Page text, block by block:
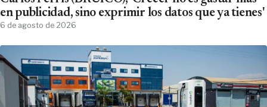
en publicidad, sino exprimir los datos que ya tienes'
6 de agosto de 2026